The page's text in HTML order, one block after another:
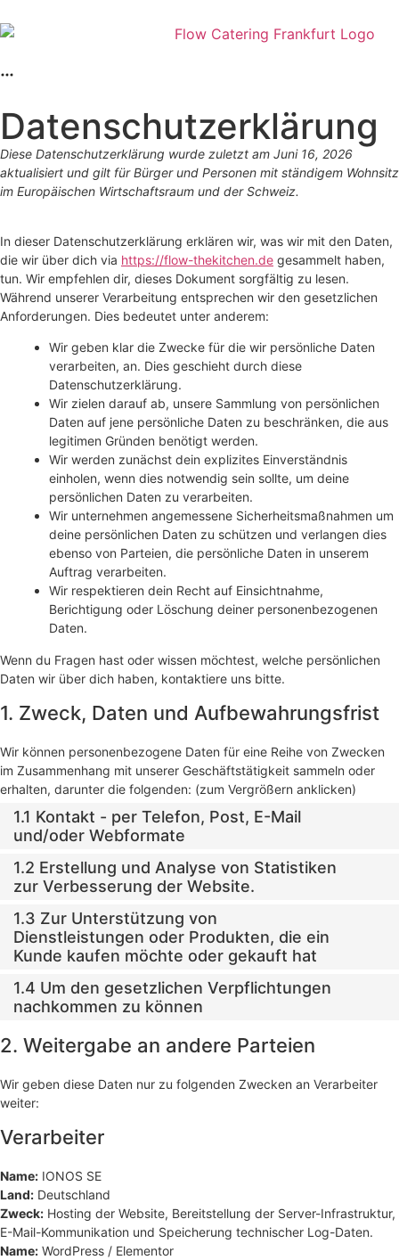
Datenschutzerklärung
Diese Datenschutzerklärung wurde zuletzt am Juni 16, 2026
aktualisiert und gilt für Bürger und Personen mit ständigem Wohnsitz
im Europäischen Wirtschaftsraum und der Schweiz.
In dieser Datenschutzerklärung erklären wir, was wir mit den Daten,
die wir über dich via https://flow-thekitchen.de gesammelt haben,
tun. Wir empfehlen dir, dieses Dokument sorgfältig zu lesen.
Während unserer Verarbeitung entsprechen wir den gesetzlichen
Anforderungen. Dies bedeutet unter anderem:
Wir geben klar die Zwecke für die wir persönliche Daten
verarbeiten, an. Dies geschieht durch diese
Datenschutzerklärung.
Wir zielen darauf ab, unsere Sammlung von persönlichen
Daten auf jene persönliche Daten zu beschränken, die aus
legitimen Gründen benötigt werden.
Wir werden zunächst dein explizites Einverständnis
einholen, wenn dies notwendig sein sollte, um deine
persönlichen Daten zu verarbeiten.
Wir unternehmen angemessene Sicherheitsmaßnahmen um
deine persönlichen Daten zu schützen und verlangen dies
ebenso von Parteien, die persönliche Daten in unserem
Auftrag verarbeiten.
Wir respektieren dein Recht auf Einsichtnahme,
Berichtigung oder Löschung deiner personenbezogenen
Daten.
Wenn du Fragen hast oder wissen möchtest, welche persönlichen
Daten wir über dich haben, kontaktiere uns bitte.
1. Zweck, Daten und Aufbewahrungsfrist
Wir können personenbezogene Daten für eine Reihe von Zwecken
im Zusammenhang mit unserer Geschäftstätigkeit sammeln oder
erhalten, darunter die folgenden: (zum Vergrößern anklicken)
1.1 Kontakt - per Telefon, Post, E-Mail
und/oder Webformate
1.2 Erstellung und Analyse von Statistiken
zur Verbesserung der Website.
1.3 Zur Unterstützung von
Dienstleistungen oder Produkten, die ein
Kunde kaufen möchte oder gekauft hat
1.4 Um den gesetzlichen Verpflichtungen
nachkommen zu können
2. Weitergabe an andere Parteien
Wir geben diese Daten nur zu folgenden Zwecken an Verarbeiter
weiter:
Verarbeiter
Name: IONOS SE
Land: Deutschland
Zweck: Hosting der Website, Bereitstellung der Server-Infrastruktur,
E-Mail-Kommunikation und Speicherung technischer Log-Daten.
Name: WordPress / Elementor